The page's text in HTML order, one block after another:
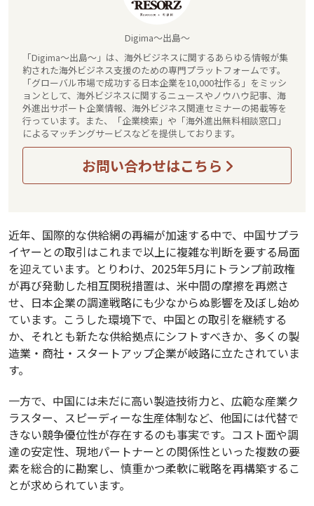
Digima～出島～
「Digima～出島～」は、海外ビジネスに関するあらゆる情報が集
約された海外ビジネス支援のための専門プラットフォームです。
「グローバル市場で成功する日本企業を10,000社作る」をミッシ
ョンとして、海外ビジネスに関するニュースやノウハウ記事、海
外進出サポート企業情報、海外ビジネス関連セミナーの掲載等を
行っています。また、「企業検索」や「海外進出無料相談窓口」
によるマッチングサービスなどを提供しております。
お問い合わせはこちら
近年、国際的な供給網の再編が加速する中で、中国サプラ
イヤーとの取引はこれまで以上に複雑な判断を要する局面
を迎えています。とりわけ、2025年5月にトランプ前政権
が再び発動した相互関税措置は、米中間の摩擦を再燃さ
せ、日本企業の調達戦略にも少なからぬ影響を及ぼし始め
ています。こうした環境下で、中国との取引を継続する
か、それとも新たな供給拠点にシフトすべきか、多くの製
造業・商社・スタートアップ企業が岐路に立たされていま
す。
一方で、中国には未だに高い製造技術力と、広範な産業ク
ラスター、スピーディーな生産体制など、他国には代替で
きない競争優位性が存在するのも事実です。コスト面や調
達の安定性、現地パートナーとの関係性といった複数の要
素を総合的に勘案し、慎重かつ柔軟に戦略を再構築するこ
とが求められています。